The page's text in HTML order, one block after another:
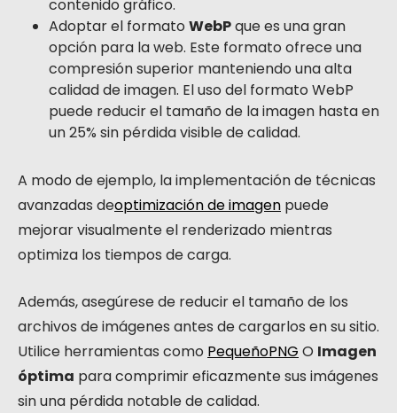
contenido gráfico.
Adoptar el formato WebPque es una gran
opción para la web. Este formato ofrece una
compresión superior manteniendo una alta
calidad de imagen. El uso del formato WebP
puede reducir el tamaño de la imagen hasta en
un 25% sin pérdida visible de calidad.
A modo de ejemplo, la implementación de técnicas
avanzadas deoptimización de imagen puede
mejorar visualmente el renderizado mientras
optimiza los tiempos de carga.
Además, asegúrese de reducir el tamaño de los
archivos de imágenes antes de cargarlos en su sitio.
Utilice herramientas como PequeñoPNG O Imagen
óptima para comprimir eficazmente sus imágenes
sin una pérdida notable de calidad.